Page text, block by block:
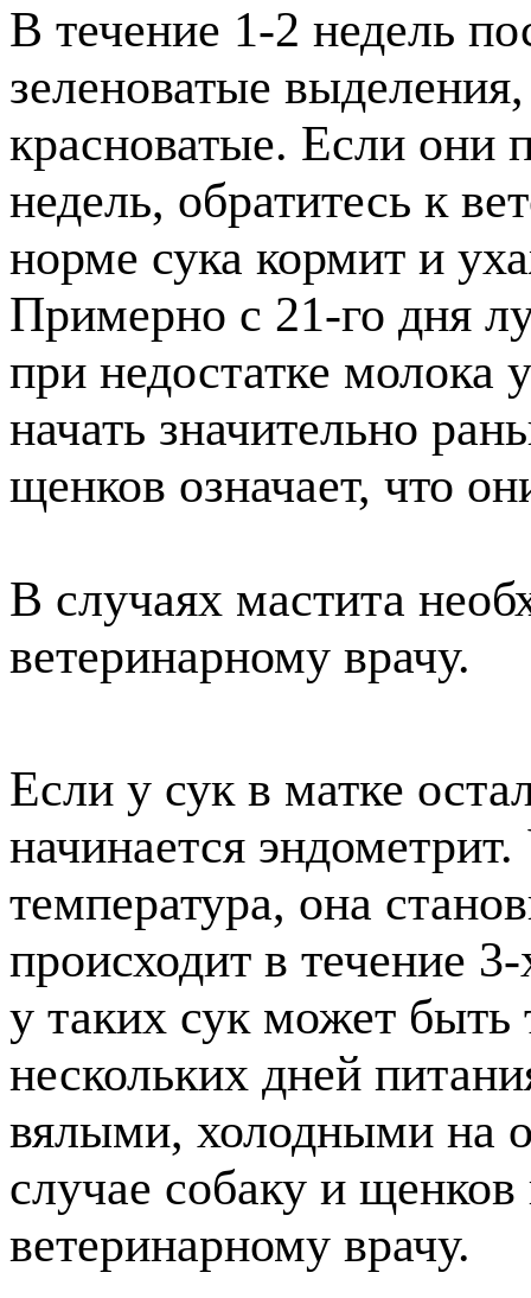
В течение 1-2 недель
зеленоватые
красноватые. Если они
недель, обратитесь к
норме сука кормит и
Примерно с 21-го дня
при недостатке молока
начать значительно
щенков означает, что
В случаях мастита
ветеринарному врачу.
Если у сук в матке
начинается
температура, она
происходит в течение
у таких сук может
нескольких дней
вялыми, холодными на
случае собаку и
ветеринарному врачу.